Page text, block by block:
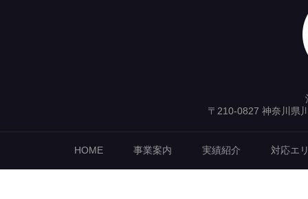
〒210-0827 神奈川県
HOME 事業案内 実績紹介 対応エ